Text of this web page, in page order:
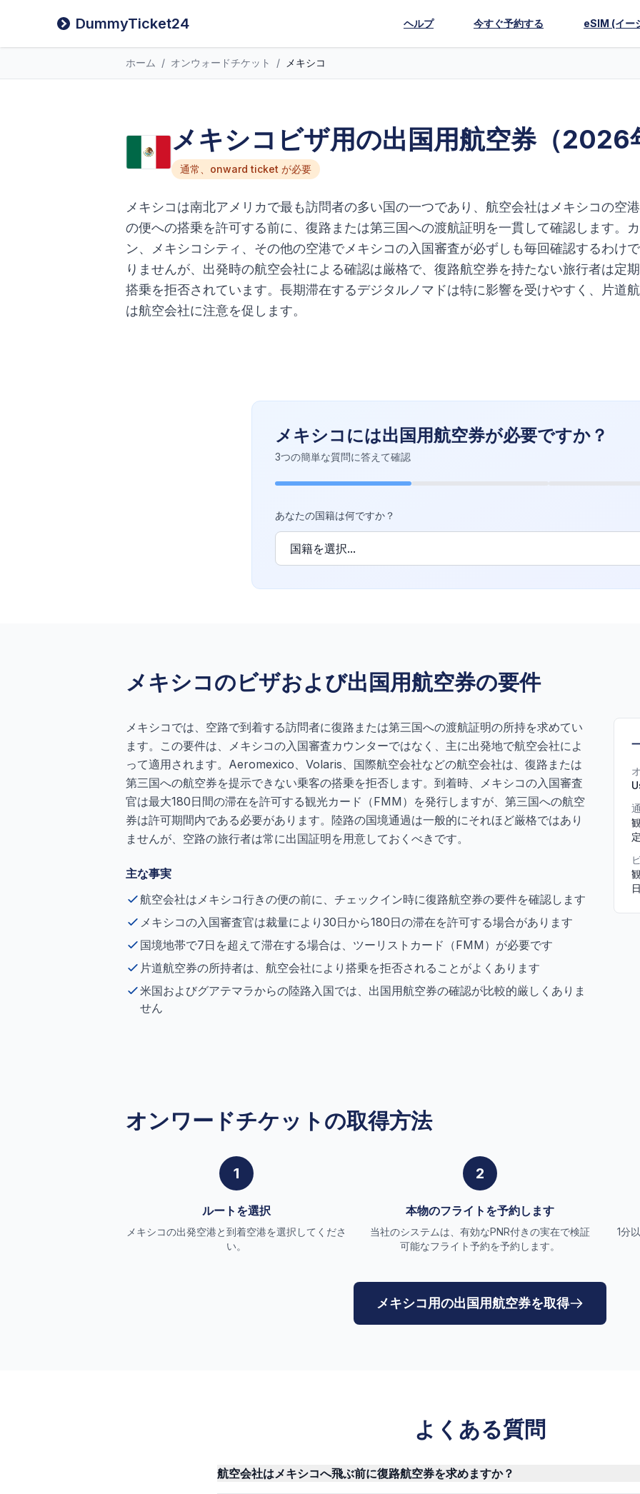
DummyTicket24 ヘルプ 今すぐ予約する eSIM (イー
ホーム / オンウォードチケット / メキシコ
メキシコビザ用の出国用航空券（2026
通常、onward ticket が必要
メキシコは南北アメリカで最も訪問者の多い国の一つであり、航空会社はメキシコの空
の便への搭乗を許可する前に、復路または第三国への渡航証明を一貫して確認します。
ン、メキシコシティ、その他の空港でメキシコの入国審査が必ずしも毎回確認するわけ
りませんが、出発時の航空会社による確認は厳格で、復路航空券を持たない旅行者は定
搭乗を拒否されています。長期滞在するデジタルノマドは特に影響を受けやすく、片道
は航空会社に注意を促します。
メキシコには出国用航空券が必要ですか？
3つの簡単な質問に答えて確認
あなたの国籍は何ですか？
メキシコのビザおよび出国用航空券の要件
メキシコでは、空路で到着する訪問者に復路または第三国への渡航証明の所持を求めてい
ます。この要件は、メキシコの入国審査カウンターではなく、主に出発地で航空会社によ
って適用されます。Aeromexico、Volaris、国際航空会社などの航空会社は、復路または
第三国への航空券を提示できない乗客の搭乗を拒否します。到着時、メキシコの入国審査
官は最大180日間の滞在を許可する観光カード（FMM）を発行しますが、第三国への航空
券は許可期間内である必要があります。陸路の国境通過は一般的にそれほど厳格ではあり
ませんが、空路の旅行者は常に出国証明を用意しておくべきです。
主な事実
航空会社はメキシコ行きの便の前に、チェックイン時に復路航空券の要件を確認します
メキシコの入国審査官は裁量により30日から180日の滞在を許可する場合があります
国境地帯で7日を超えて滞在する場合は、ツーリストカード（FMM）が必要です
片道航空券の所持者は、航空会社により搭乗を拒否されることがよくあります
米国およびグアテマラからの陸路入国では、出国用航空券の確認が比較的厳しくありま
せん
オンワードチケットの取得方法
1
ルートを選択
メキシコの出発空港と到着空港を選択してくださ
い。
2
本物のフライトを予約します
当社のシステムは、有効なPNR付きの実在で検証
可能なフライト予約を予約します。
1分
メキシコ用の出国用航空券を取得
よくある質問
航空会社はメキシコへ飛ぶ前に復路航空券を求めますか？